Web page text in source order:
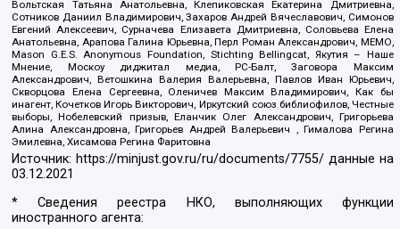
Вольтская Татьяна Анатольевна, Клепиковская Екатерина Дмитриевна,
Сотников Даниил Владимирович, Захаров Андрей Вячеславович, Симонов
Евгений Алексеевич, Сурначева Елизавета Дмитриевна, Соловьева Елена
Анатольевна, Арапова Галина Юрьевна, Перл Роман Александрович, МЕМО,
Mason G.E.S. Anonymous Foundation, Stichting Bellingcat, Якутия – Наше
Мнение, Москоу диджитал медиа, РС-Балт, Заговора Максим
Александрович, Ветошкина Валерия Валерьевна, Павлов Иван Юрьевич,
Скворцова Елена Сергеевна, Оленичев Максим Владимирович, Как бы
инагент, Кочетков Игорь Викторович, Иркутский союз библиофилов, Честные
выборы, Нобелевский призыв, Еланчик Олег Александрович, Григорьева
Алина Александровна, Григорьев Андрей Валерьевич , Гималова Регина
Эмилевна, Хисамова Регина Фаритовна
Источник: https://minjust.gov.ru/ru/documents/7755/ данные на
03.12.2021
* Сведения реестра НКО, выполняющих функции
иностранного агента: